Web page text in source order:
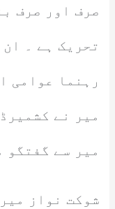
صرف اور صرف
تحریک ہے ۔ ان
رہنما عوامی
میر نے
میر سے گفتگو
شوکت نواز